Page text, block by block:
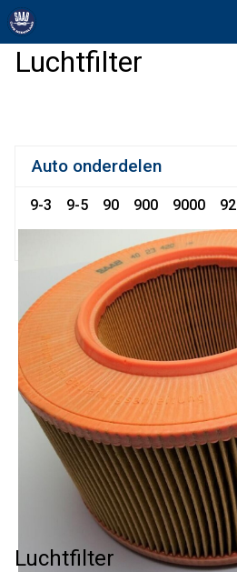
Luchtfilter
Auto onderdelen
9-3 9-5 90 900 9000 92
Snuffelhoek
Luchtfilter